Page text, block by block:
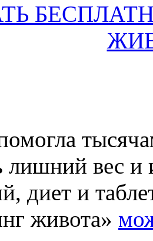
лишний вес и
диет и
живота»